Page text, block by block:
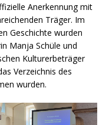
Anerkennung mit
Träger. Im
Geschichte wurden
Manja Schüle und
Kulturerbeträger
Verzeichnis des
wurden.